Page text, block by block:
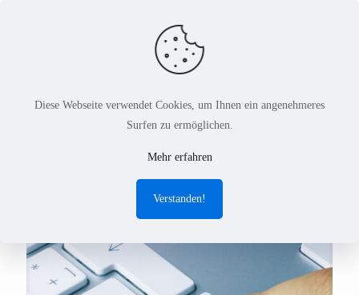
Dezember 2021
Diese Webseite verwendet Cookies, um Ihnen ein angenehmeres
Surfen zu ermöglichen.
Mehr erfahren
Verstanden!